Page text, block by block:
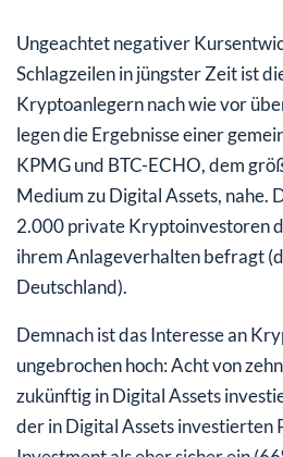
klassische Finanzprodukte
Ungeachtet negativer
Schlagzeilen in jüngster Zeit ist
Kryptoanlegern nach wie vor
legen die Ergebnisse einer
KPMG und BTC-ECHO, dem
Medium zu Digital Assets, nahe.
2.000 private Kryptoinvestoren
ihrem Anlageverhalten befragt
Deutschland).
Demnach ist das Interesse an
ungebrochen hoch: Acht von
zukünftig in Digital Assets
der in Digital Assets investierten